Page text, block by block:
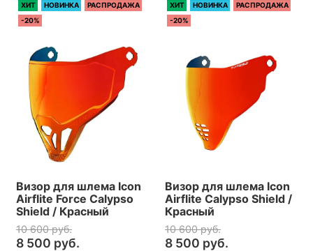
ХИТ НОВИНКА
РАСПРОДАЖА
-20%
Визор для шлема Icon
Airflite Force Calypso
Shield / Красный
10 600 руб.
8 500 руб.
ХИТ НОВИНКА
РАСПРОДАЖА
-20%
Визор для шлема Icon
Airflite Calypso Shield /
Красный
10 600 руб.
8 500 руб.